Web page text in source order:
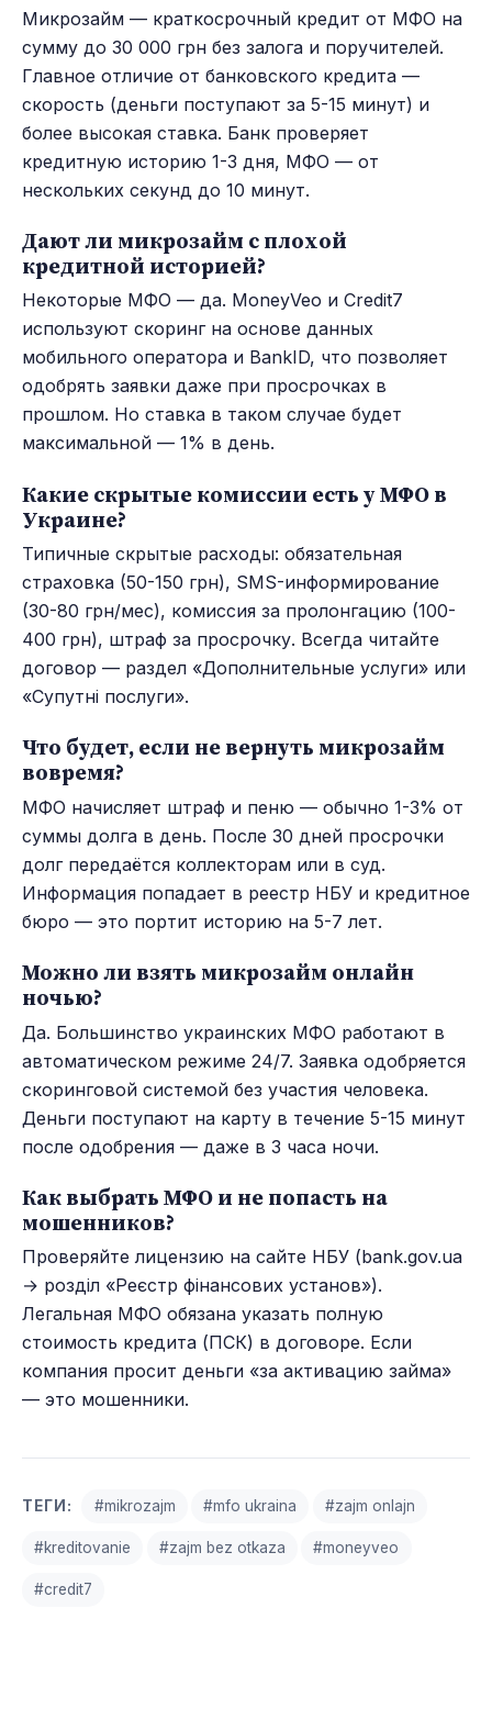
Микрозайм — краткосрочный кредит от МФО на
сумму до 30 000 грн без залога и поручителей.
Главное отличие от банковского кредита —
скорость (деньги поступают за 5-15 минут) и
более высокая ставка. Банк проверяет
кредитную историю 1-3 дня, МФО — от
нескольких секунд до 10 минут.
Дают ли микрозайм с плохой
кредитной историей?
Некоторые МФО — да. MoneyVeo и Credit7
используют скоринг на основе данных
мобильного оператора и BankID, что позволяет
одобрять заявки даже при просрочках в
прошлом. Но ставка в таком случае будет
максимальной — 1% в день.
Какие скрытые комиссии есть у МФО в
Украине?
Типичные скрытые расходы: обязательная
страховка (50-150 грн), SMS-информирование
(30-80 грн/мес), комиссия за пролонгацию (100-
400 грн), штраф за просрочку. Всегда читайте
договор — раздел «Дополнительные услуги» или
«Супутні послуги».
Что будет, если не вернуть микрозайм
вовремя?
МФО начисляет штраф и пеню — обычно 1-3% от
суммы долга в день. После 30 дней просрочки
долг передаётся коллекторам или в суд.
Информация попадает в реестр НБУ и кредитное
бюро — это портит историю на 5-7 лет.
Можно ли взять микрозайм онлайн
ночью?
Да. Большинство украинских МФО работают в
автоматическом режиме 24/7. Заявка одобряется
скоринговой системой без участия человека.
Деньги поступают на карту в течение 5-15 минут
после одобрения — даже в 3 часа ночи.
Как выбрать МФО и не попасть на
мошенников?
Проверяйте лицензию на сайте НБУ (bank.gov.ua
→ розділ «Реєстр фінансових установ»).
Легальная МФО обязана указать полную
стоимость кредита (ПСК) в договоре. Если
компания просит деньги «за активацию займа»
— это мошенники.
ТЕГИ: #mikrozajm #mfo ukraina #zajm onlajn
#kreditovanie #zajm bez otkaza #moneyveo
#credit7